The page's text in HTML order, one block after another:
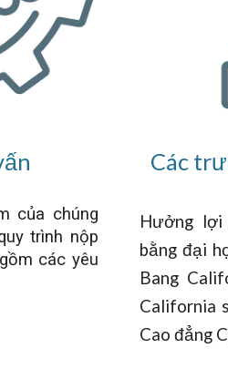
của chúng
trình nộp
các yêu
Các
Hưởng
bằng đại
Bang
California
Cao đẳng